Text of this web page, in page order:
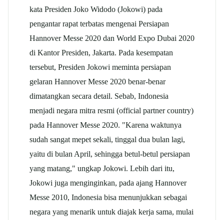
kata Presiden Joko Widodo (Jokowi) pada
pengantar rapat terbatas mengenai Persiapan
Hannover Messe 2020 dan World Expo Dubai 2020
di Kantor Presiden, Jakarta. Pada kesempatan
tersebut, Presiden Jokowi meminta persiapan
gelaran Hannover Messe 2020 benar-benar
dimatangkan secara detail. Sebab, Indonesia
menjadi negara mitra resmi (official partner country)
pada Hannover Messe 2020. "Karena waktunya
sudah sangat mepet sekali, tinggal dua bulan lagi,
yaitu di bulan April, sehingga betul-betul persiapan
yang matang," ungkap Jokowi. Lebih dari itu,
Jokowi juga menginginkan, pada ajang Hannover
Messe 2010, Indonesia bisa menunjukkan sebagai
negara yang menarik untuk diajak kerja sama, mulai